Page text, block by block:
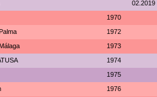
02.2019
1970
1972
1973
1974
1975
1976